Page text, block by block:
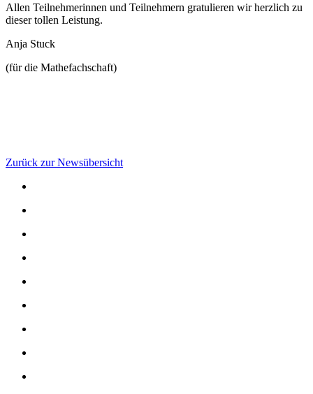
Allen Teilnehmerinnen und Teilnehmern gratulieren wir herzlich zu
dieser tollen Leistung.
Anja Stuck
(für die Mathefachschaft)
Zurück zur Newsübersicht